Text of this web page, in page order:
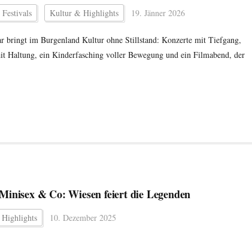
Kultur & Highlights 19. Jänner 2026
bringt im Burgenland Kultur ohne Stillstand: Konzerte mit Tiefgang,
Haltung, ein Kinderfasching voller Bewegung und ein Filmabend, der
& Co: Wiesen feiert die Legenden
10. Dezember 2025